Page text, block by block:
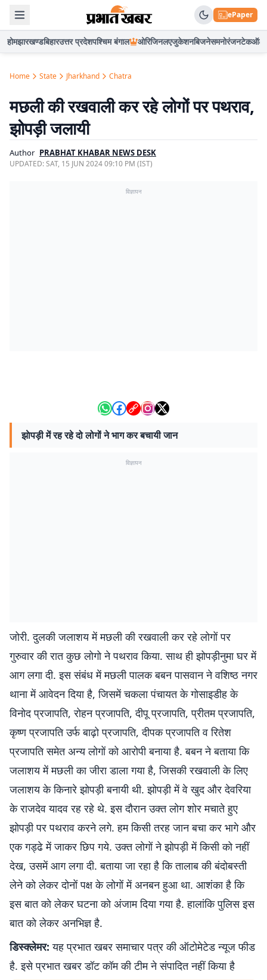
ePaper
होमझारखण्डबिहारउत्तर प्रदेशपश्चिम बंगाल ओरिजिनलएजुकेशनबिजनेसमनोरंजनटेकऑटो
Home State Jharkhand Chatra
मछली की रखवाली कर रहे लोगों पर पथराव,
झोपड़ी जलायी
Author PRABHAT KHABAR NEWS DESK
UPDATED:SAT, 15 JUN 2024 09:10 PM (IST)
विज्ञापन
झाेपड़ी में रह रहे दो लोगों ने भाग कर बचायी जान
विज्ञापन
जोरी. दुलकी जलाशय में मछली की रखवाली कर रहे लोगों पर
गुरुवार की रात कुछ लोगो ने पथराव किया. साथ ही झोपड़ीनुमा घर में
आग लगा दी. इस संबंध में मछली पालक बबन पासवान ने वशिष्ठ नगर
थाना में आवेदन दिया है, जिसमें चकला पंचायत के गोसाइडीह के
विनोद प्रजापति, रोहन प्रजापति, दीपू प्रजापति, प्रीतम प्रजापति,
कृष्ण प्रजापति उर्फ बाढ़ो प्रजापति, दीपक प्रजापति व रितेश
प्रजापति समेत अन्य लोगों को आरोपी बनाया है. बबन ने बताया कि
जलाशय में मछली का जीरा डाला गया है, जिसकी रखवाली के लिए
जलाशय के किनारे झोपड़ी बनायी थी. झोपड़ी में वे खुद और देवरिया
के राजदेव यादव रह रहे थे. इस दौरान उक्त लोग शोर मचाते हुए
झोपड़ी पर पथराव करने लगे. हम किसी तरह जान बचा कर भागे और
एक गड्ढे में जाकर छिप गये. उक्त लोगों ने झाेपड़ी में किसी को नहीं
देख, उसमें आग लगा दी. बताया जा रहा है कि तालाब की बंदोबस्ती
लेने को लेकर दोनों पक्ष के लोगों में अनबन हुआ था. आशंका है कि
इस बात काे लेकर घटना को अंजाम दिया गया है. हालांकि पुलिस इस
बात को लेकर अनभिज्ञ है.
डिस्क्लेमर: यह प्रभात खबर समाचार पत्र की ऑटोमेटेड न्यूज फीड
है. इसे प्रभात खबर डॉट कॉम की टीम ने संपादित नहीं किया है